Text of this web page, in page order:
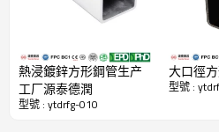
鋅盤管、ppgi和不銹鋼盤管
方鋼空心型材產品优势明細表（中
熱浸鍍鋅方形鋼管生产
工厂源泰德潤
型號 : ytdrfg-010
大口徑
型號 :